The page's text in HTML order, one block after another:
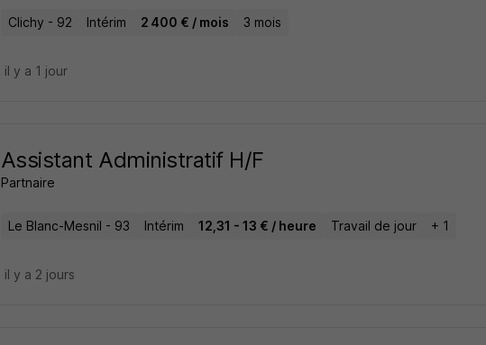
Clichy - 92 Intérim 2 400 € / mois 3 mois
il y a 1 jour
Assistant Administratif H/F
Partnaire
Le Blanc-Mesnil - 93 Intérim 12,31 - 13 € / heure Travail de jour + 1
il y a 2 jours